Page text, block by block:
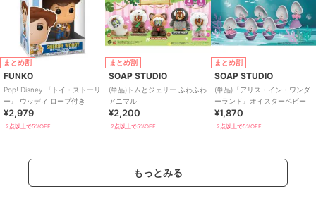
まとめ割
FUNKO
Pop! Disney 『トイ・ストーリ
ー』 ウッディ ロープ付き
¥2,979
2点以上で5%OFF
まとめ割
SOAP STUDIO
(単品)トムとジェリー ふわふわ
アニマル
¥2,200
2点以上で5%OFF
まとめ割
SOAP STUDIO
(単品)『アリス・イン・ワンダ
ーランド』オイスターベビー
¥1,870
2点以上で5%OFF
もっとみる